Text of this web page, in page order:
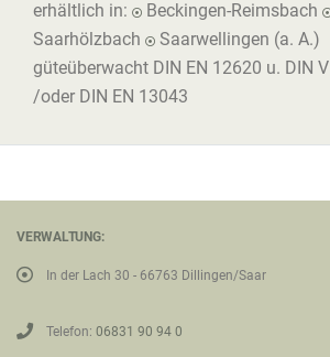
erhältlich in: Beckingen-Reimsbach
Saarhölzbach
Saarwellingen (a. A.)
güteüberwacht DIN EN 12620 u. DIN
/oder DIN EN 13043
VERWALTUNG:
In der Lach 30 - 66763 Dillingen/Saar
Telefon: 06831 90 94 0